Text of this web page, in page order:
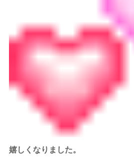
嬉しくなりました。